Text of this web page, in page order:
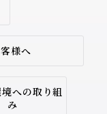
様へ
への取り組
み